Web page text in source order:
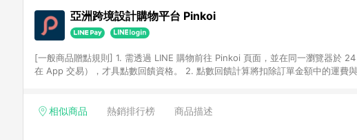
亞洲跨境設計購物平台 Pinkoi
[一般商品贈點規則] 1. 需透過 LINE 購物前往 Pinkoi 頁面，並在同一瀏覽器於
在 App 交易），才具點數回饋資格。 2. 點數回饋計算將扣除訂單金額中的運費
格，部分退款不在此限。 6. APP 請更新至Android v4.6.0 / iOS v4.1.5 以上才具
相似商品 熱銷排行榜 商品描述